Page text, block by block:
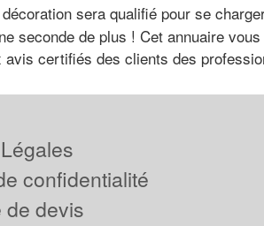
sera qualifié pour se
seconde de plus ! Cet annuaire
certifiés des clients des
confidentialité
de devis